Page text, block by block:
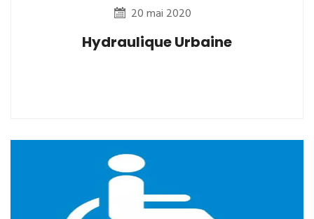
20 mai 2020
Hydraulique Urbaine